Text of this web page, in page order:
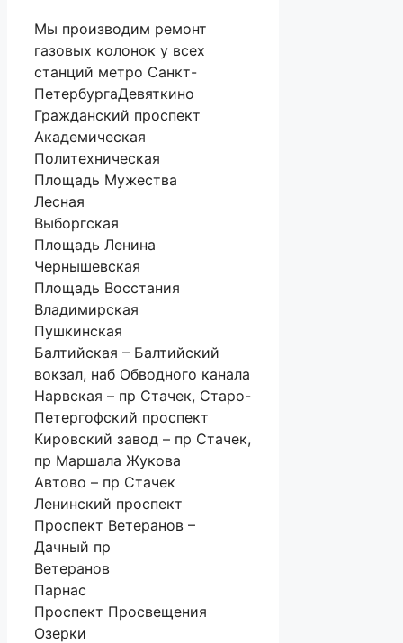
Мы производим ремонт
газовых колонок у всех
станций метро Санкт-
ПетербургаДевяткино
Гражданский проспект
Академическая
Политехническая
Площадь Мужества
Лесная
Выборгская
Площадь Ленина
Чернышевская
Площадь Восстания
Владимирская
Пушкинская
Балтийская – Балтийский
вокзал, наб Обводного канала
Нарвская – пр Стачек, Старо-
Петергофский проспект
Кировский завод – пр Стачек,
пр Маршала Жукова
Автово – пр Стачек
Ленинский проспект
Проспект Ветеранов –
Дачный пр
Ветеранов
Парнас
Проспект Просвещения
Озерки